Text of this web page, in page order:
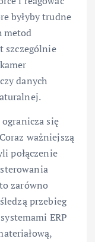
byłyby trudne
metod
szczególnie
danych
się
ważniejszą
połączenie
zarówno
przebieg
ERP